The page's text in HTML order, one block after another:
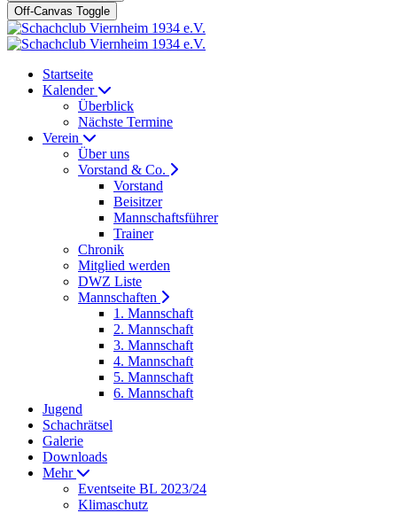
Off-Canvas Toggle
Startseite
Kalender
Überblick
Nächste Termine
Verein
Über uns
Vorstand & Co.
Vorstand
Beisitzer
Mannschaftsführer
Trainer
Chronik
Mitglied werden
DWZ Liste
Mannschaften
1. Mannschaft
2. Mannschaft
3. Mannschaft
4. Mannschaft
5. Mannschaft
6. Mannschaft
Jugend
Schachrätsel
Galerie
Downloads
Mehr
Eventseite BL 2023/24
Klimaschutz